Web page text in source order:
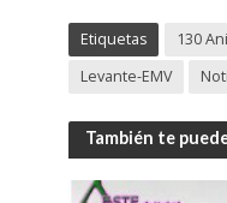
Etiquetas
130
Levante-EMV
También te